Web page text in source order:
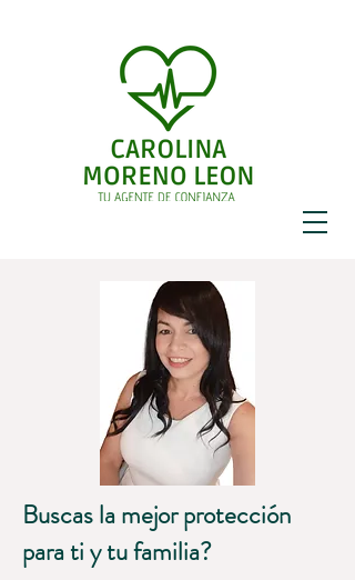
Buscas la mejor protección
para ti y tu familia?